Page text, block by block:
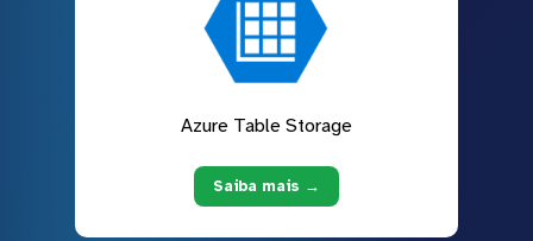
Azure Table Storage
Saiba mais →